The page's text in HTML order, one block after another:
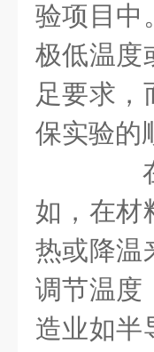
验项目中
极低温度
足要求，
保实验的
在
如，在材
热或降温
调节温度
造业如半